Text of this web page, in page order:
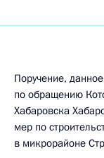
Поручение,
по обращению
Хабаровска
мер по
в микрорайоне